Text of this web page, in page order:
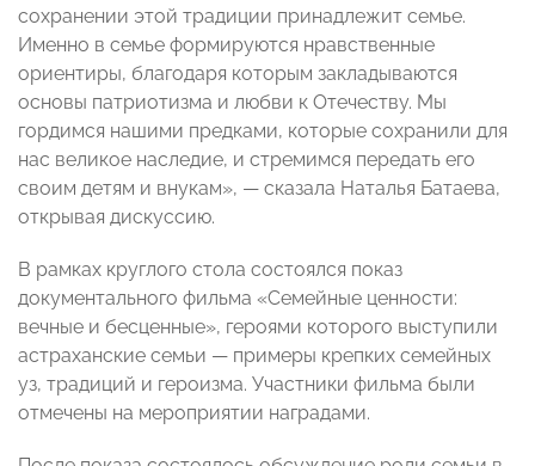
сохранении этой традиции принадлежит семье.
Именно в семье формируются нравственные
ориентиры, благодаря которым закладываются
основы патриотизма и любви к Отечеству. Мы
гордимся нашими предками, которые сохранили для
нас великое наследие, и стремимся передать его
своим детям и внукам», — сказала Наталья Батаева,
открывая дискуссию.
В рамках круглого стола состоялся показ
документального фильма «Семейные ценности:
вечные и бесценные», героями которого выступили
астраханские семьи — примеры крепких семейных
уз, традиций и героизма. Участники фильма были
отмечены на мероприятии наградами.